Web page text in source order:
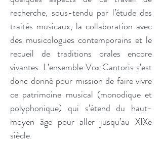
recherche, sous-tendu par l’étude des
traités musicaux, la collaboration avec
des musicologues contemporains et le
recueil de traditions orales encore
vivantes. L’ensemble Vox Cantoris s’est
donc donné pour mission de faire vivre
ce patrimoine musical (monodique et
polyphonique) qui s’étend du haut-
moyen âge pour aller jusqu’au XIXe
siècle.